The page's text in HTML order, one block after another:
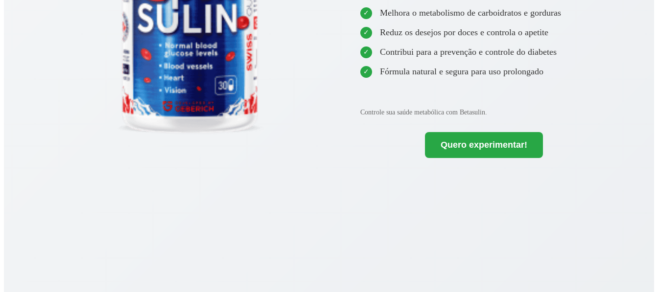
Melhora o metabolismo de carboidratos e gorduras
Reduz os desejos por doces e controla o apetite
Contribui para a prevenção e controle do diabetes
Fórmula natural e segura para uso prolongado
Controle sua saúde metabólica com Betasulin.
Quero experimentar!